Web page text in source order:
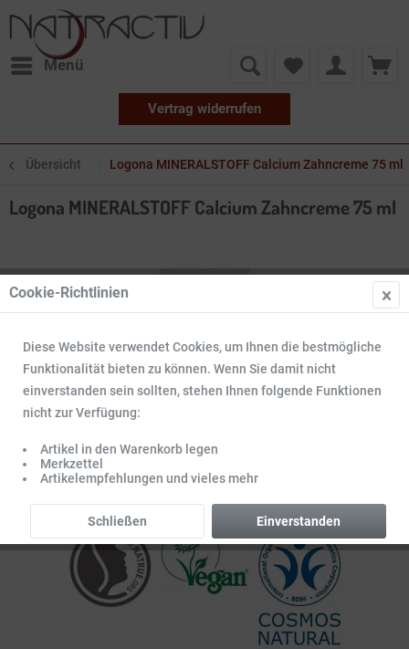
Menü
Vertrag widerrufen
Übersicht Logona MINERALSTOFF Calcium Zahncreme 75 ml
Logona MINERALSTOFF Calcium Zahncreme 75 ml
Cookie-Richtlinien
Diese Website verwendet Cookies, um Ihnen die bestmögliche
Funktionalität bieten zu können. Wenn Sie damit nicht
einverstanden sein sollten, stehen Ihnen folgende Funktionen
nicht zur Verfügung:
Artikel in den Warenkorb legen
Merkzettel
Artikelempfehlungen und vieles mehr
Einverstanden
Schließen